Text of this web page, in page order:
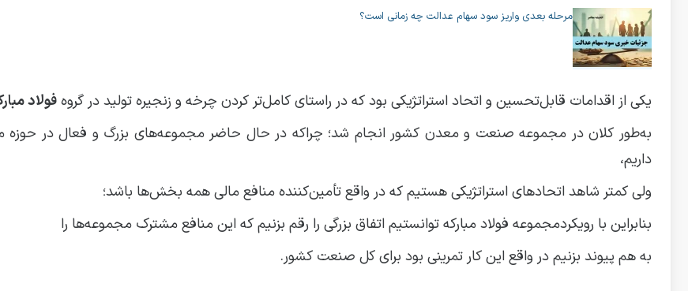
مرحله بعدی واریز سود سهام عدالت چه زمانی است؟
یکی از اقدامات قابل‌تحسین و اتحاد استراتژیکی بود که در راستای کامل‌تر کردن چرخه و زنجیره تولید در گروهفولاد
به‌طور کلان در مجموعه صنعت و معدن کشور انجام شد؛ چراکه در حال حاضر مجموعه‌های بزرگ و فعال در حوزه
داریم،
ولی کمتر شاهد اتحادهای استراتژیکی هستیم که در واقع تأمین‌کننده منافع مالی همه بخش‌ها باشد؛
بنابراین با رویکردمجموعه فولاد مبارکه توانستیم اتفاق بزرگی را رقم بزنیم که این منافع مشترک مجموعه‌ها را
به هم پیوند بزنیم در واقع این کار تمرینی بود برای کل صنعت کشور.